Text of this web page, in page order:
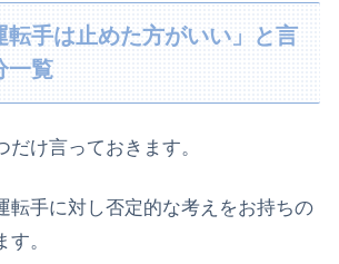
転手は止めた方がいい」と言
一覧
だけ言っておきます。
転手に対し否定的な考えをお持ちの
。